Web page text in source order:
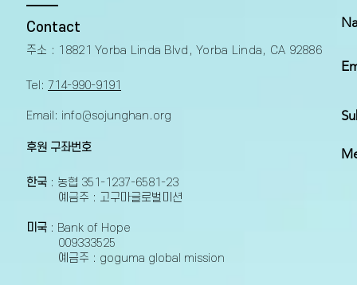
Contact
주소 : 18821 Yorba Linda Blvd, Yorba Linda, CA 92886​
Tel: 714-990-9191
Email: info@sojunghan.org
후원 구좌번호
한국 : 농협 351-1237-6581-23
예금주 : 고구마글로벌미션
미국 : Bank of Hope
009333525
예금주 : goguma global mission